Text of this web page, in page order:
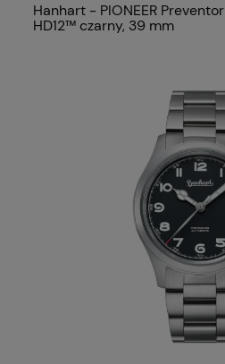
Hanhart - PIONEER Preventor
HD12™ czarny, 39 mm